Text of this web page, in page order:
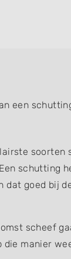
een
soorten
schutting
dat goed bij
scheef
die manier